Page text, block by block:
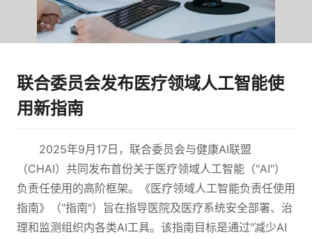
联合委员会发布医疗领域人工智能使
用新指南
2025年9月17日，联合委员会与健康AI联盟
（CHAI）共同发布首份关于医疗领域人工智能（"AI"）
负责任使用的高阶框架。《医疗领域人工智能负责任使用
指南》（"指南"）旨在指导医院及医疗系统安全部署、治
理和监测组织内各类AI工具。该指南目标是通过"减少AI